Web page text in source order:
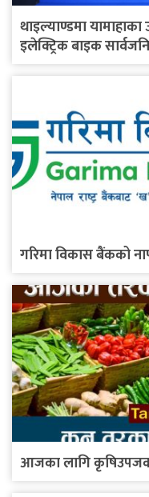
थाइल्याण्डमा
इलेक्ट्रिक बाइक
गरिमा विकास बैंकको
आजका लागि